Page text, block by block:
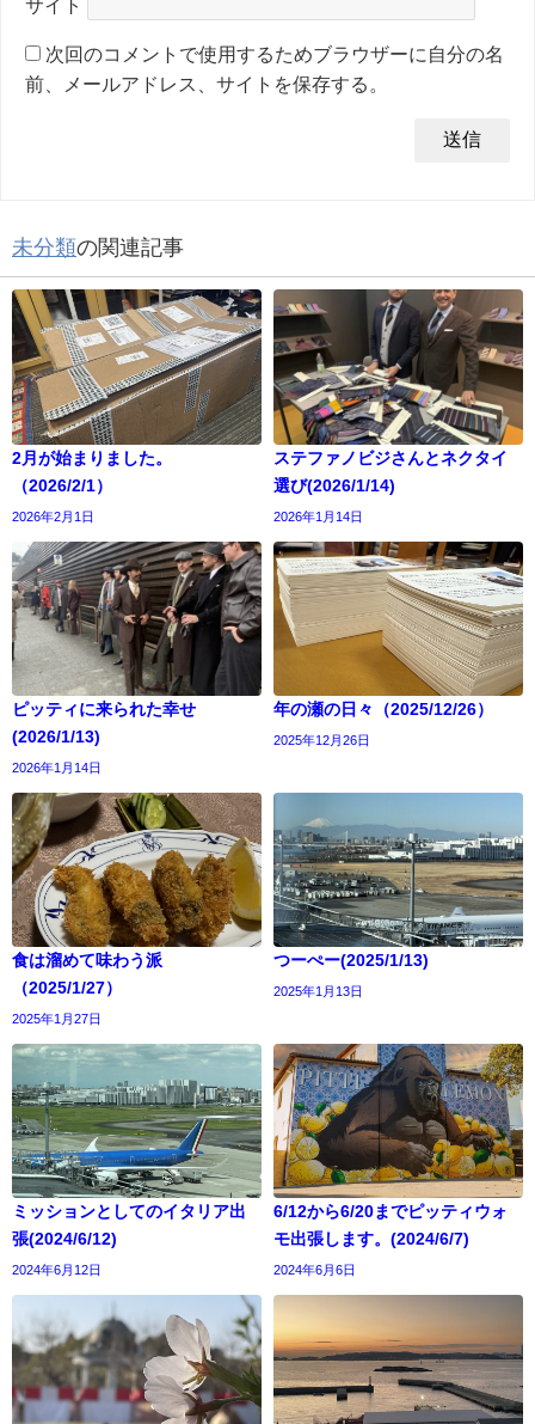
サイト
次回のコメントで使用するためブラウザーに自分の名
前、メールアドレス、サイトを保存する。
未分類の関連記事
2月が始まりました。
（2026/2/1）
2026年2月1日
ステファノビジさんとネクタイ
選び(2026/1/14)
2026年1月14日
ピッティに来られた幸せ
(2026/1/13)
2026年1月14日
年の瀬の日々（2025/12/26）
2025年12月26日
食は溜めて味わう派
（2025/1/27）
2025年1月27日
つーぺー(2025/1/13)
2025年1月13日
ミッションとしてのイタリア出
張(2024/6/12)
2024年6月12日
6/12から6/20までピッティウォ
モ出張します。(2024/6/7)
2024年6月6日